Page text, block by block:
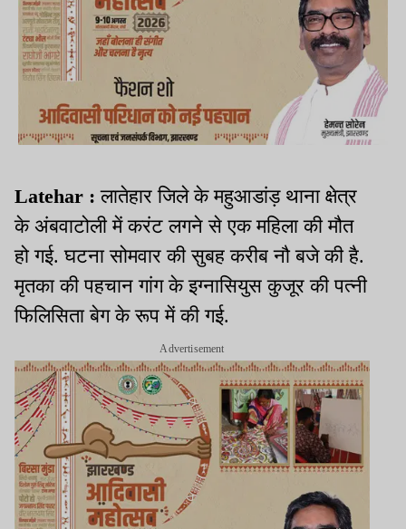
Latehar : लातेहार जिले के महुआडांड़ थाना क्षेत्र
के अंबवाटोली में करंट लगने से एक महिला की मौत
हो गई. घटना सोमवार की सुबह करीब नौ बजे की है.
मृतका की पहचान गांग के इग्नासियुस कुजूर की पत्नी
फिलिसिता बेग के रूप में की गई.
Advertisement